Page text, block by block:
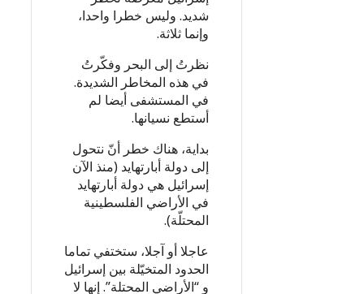
شديد. وليس خطرا واحدا،
وإنما ثلاثة.
نظرتُ إلى البحر وفكّرتُ
في هذه المخاطر الشديدة.
في المستشفى أيضا لم
أستطع نسيانها.
بداية، هناك خطر أنّ نتحول
إلى دولة أبارتهايد (منذ الآن
إسرائيل هي دولة أبارتهايد
في الأراضي الفلسطينية
المحتلّة).
عاجلا أو آجلا، ستختفي تماما
الحدود المتخيّلة بين إسرائيل
و “الأراضي المحتلة”. إنها لا